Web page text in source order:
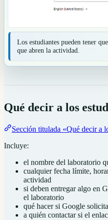
Los estudiantes pueden tener
que abren la actividad.
Qué decir a los
Sección titulada «Qué decir a
Incluye:
el nombre del laboratorio
cualquier fecha límite,
actividad
si deben entregar algo en
el laboratorio
qué hacer si Google
a quién contactar si el